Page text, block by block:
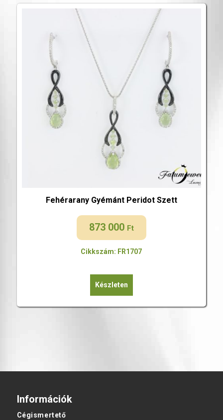
Fehérarany Gyémánt Peridot Szett
873 000 Ft
Cikkszám: FR1707
Készleten
Információk
Cégismertető